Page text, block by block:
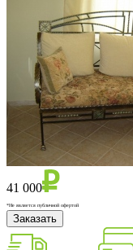
41 000
*Не является публичной офертой